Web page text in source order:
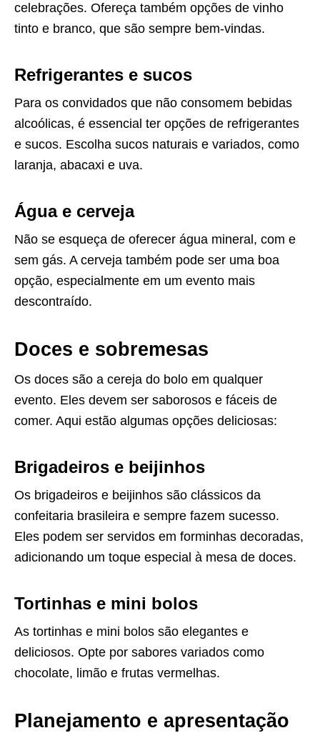
celebrações. Ofereça também opções de vinho
tinto e branco, que são sempre bem-vindas.
Refrigerantes e sucos
Para os convidados que não consomem bebidas
alcoólicas, é essencial ter opções de refrigerantes
e sucos. Escolha sucos naturais e variados, como
laranja, abacaxi e uva.
Água e cerveja
Não se esqueça de oferecer água mineral, com e
sem gás. A cerveja também pode ser uma boa
opção, especialmente em um evento mais
descontraído.
Doces e sobremesas
Os doces são a cereja do bolo em qualquer
evento. Eles devem ser saborosos e fáceis de
comer. Aqui estão algumas opções deliciosas:
Brigadeiros e beijinhos
Os brigadeiros e beijinhos são clássicos da
confeitaria brasileira e sempre fazem sucesso.
Eles podem ser servidos em forminhas decoradas,
adicionando um toque especial à mesa de doces.
Tortinhas e mini bolos
As tortinhas e mini bolos são elegantes e
deliciosos. Opte por sabores variados como
chocolate, limão e frutas vermelhas.
Planejamento e apresentação